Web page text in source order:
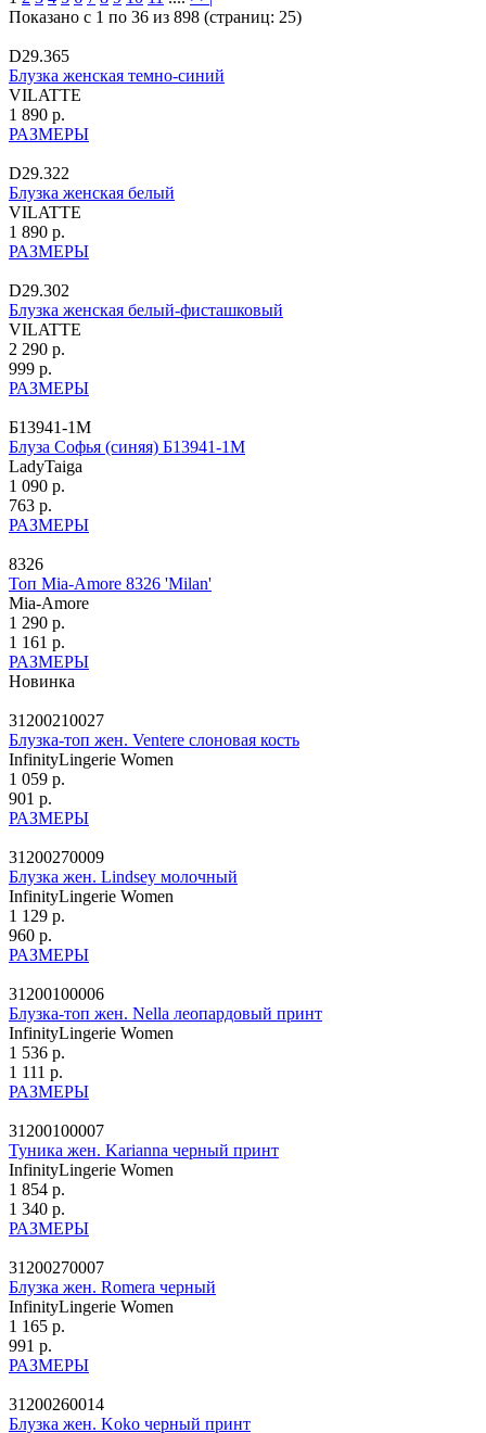
Показано с 1 по 36 из 898 (страниц: 25)
D29.365
Блузка женская темно-синий
VILATTE
1 890 р.
РАЗМЕРЫ
D29.322
Блузка женская белый
VILATTE
1 890 р.
РАЗМЕРЫ
D29.302
Блузка женская белый-фисташковый
VILATTE
2 290 р.
999 р.
РАЗМЕРЫ
Б13941-1М
Блуза Софья (синяя) Б13941-1М
LadyTaiga
1 090 р.
763 р.
РАЗМЕРЫ
8326
Топ Mia-Amore 8326 'Milan'
Mia-Amore
1 290 р.
1 161 р.
РАЗМЕРЫ
Новинка
31200210027
Блузка-топ жен. Ventere слоновая кость
InfinityLingerie Women
1 059 р.
901 р.
РАЗМЕРЫ
31200270009
Блузка жен. Lindsey молочный
InfinityLingerie Women
1 129 р.
960 р.
РАЗМЕРЫ
31200100006
Блузка-топ жен. Nella леопардовый принт
InfinityLingerie Women
1 536 р.
1 111 р.
РАЗМЕРЫ
31200100007
Туника жен. Karianna черный принт
InfinityLingerie Women
1 854 р.
1 340 р.
РАЗМЕРЫ
31200270007
Блузка жен. Romera черный
InfinityLingerie Women
1 165 р.
991 р.
РАЗМЕРЫ
31200260014
Блузка жен. Koko черный принт